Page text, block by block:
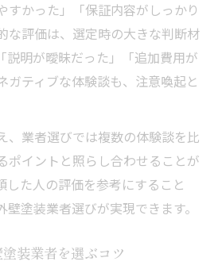
すかった」「保証内容がしっかり
な評価は、選定時の大きな判断材
説明が曖昧だった」「追加費用が
ガティブな体験談も、注意喚起と
、業者選びでは複数の体験談を比
ポイントと照らし合わせることが
した人の評価を参考にすること
塗装業者選びが実現できます。
装業者を選ぶコツ